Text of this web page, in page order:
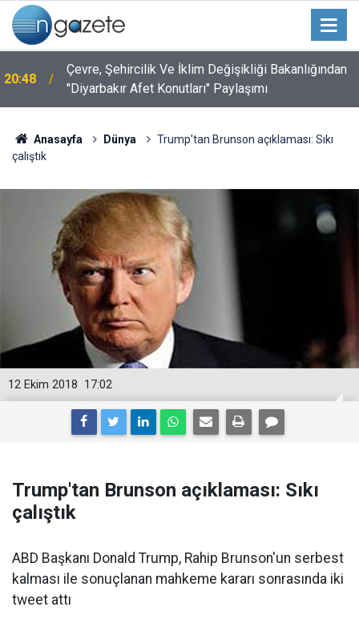
20:48
Çevre, Şehircilik Ve İklim Değişikliği Bakanlığından
"Diyarbakır Afet Konutları" Paylaşımı
Anasayfa Dünya
Trump'tan Brunson açıklaması: Sıkı
çalıştık
17:02
12 Ekim 2018
Trump'tan Brunson açıklaması: Sıkı
çalıştık
ABD Başkanı Donald Trump, Rahip Brunson'un serbest
kalması ile sonuçlanan mahkeme kararı sonrasında iki
tweet attı